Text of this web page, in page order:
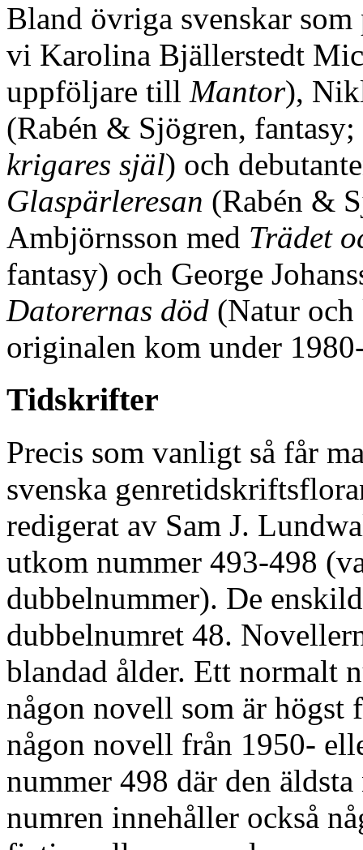
Bland övriga svenskar
vi Karolina Bjällerstedt
uppföljare till Mantor),
(Rabén & Sjögren,
krigares själ) och
Glaspärleresan (Rabén &
Ambjörnsson med Trädet
fantasy) och George
Datorernas död (Natur
originalen kom under
Tidskrifter
Precis som vanligt så får
svenska
redigerat av Sam J.
utkom nummer 493-498
dubbelnummer). De
dubbelnumret 48.
blandad ålder. Ett normalt
någon novell som är högst
någon novell från 1950-
nummer 498 där den
numren innehåller också